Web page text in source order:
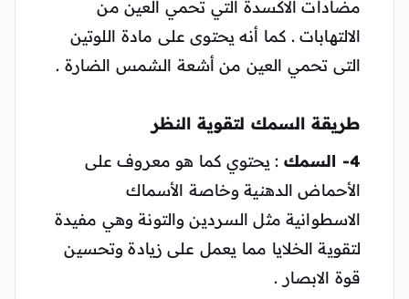
مضادات الاكسدة التي تحمي العين من
الالتهابات . كما أنه يحتوى على مادة اللوتين
التى تحمي العين من أشعة الشمس الضارة .
طريقة السمك لتقوية النظر
4- السمك
: يحتوي كما هو معروف على
الأحماض الدهنية وخاصة الأسماك
الاسطوانية مثل السردين والتونة وهي مفيدة
لتقوية الخلايا مما يعمل على زيادة وتحسين
قوة الابصار .